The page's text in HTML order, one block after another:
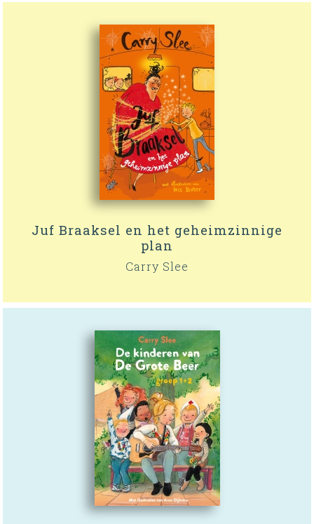
Juf Braaksel en het geheimzinnige
plan
Carry Slee